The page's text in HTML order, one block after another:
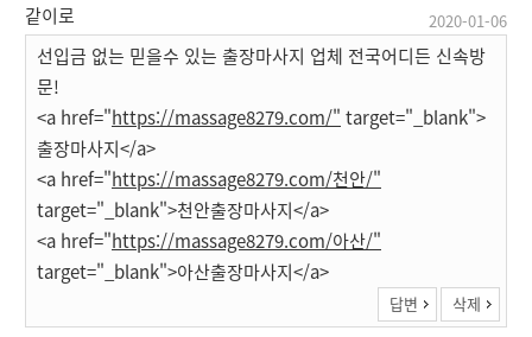
같이로 2020-01-06
선입금 없는 믿을수 있는 출장마사지 업체 전국어디든 신속방
문!
<a href="https://massage8279.com/" target="_blank">
출장마사지</a>
<a href="https://massage8279.com/천안/"
target="_blank">천안출장마사지</a>
<a href="https://massage8279.com/아산/"
target="_blank">아산출장마사지</a>
답변 삭제